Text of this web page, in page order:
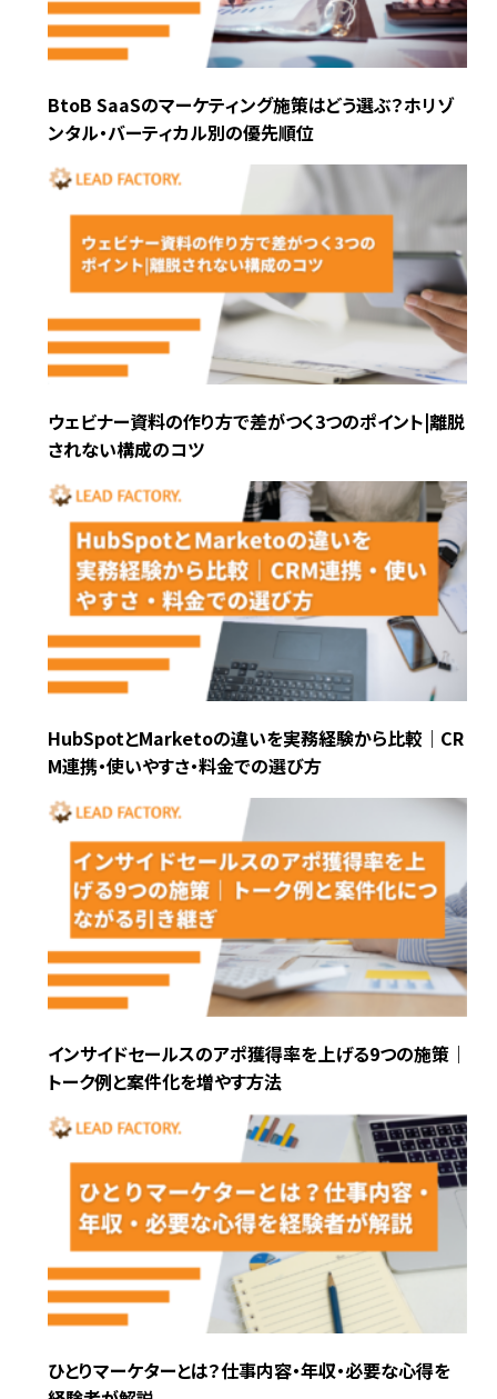
BtoB SaaSのマーケティング施策はどう選ぶ？ホリゾ
ンタル・バーティカル別の優先順位
ウェビナー資料の作り方で差がつく3つのポイント|離脱
されない構成のコツ
HubSpotとMarketoの違いを実務経験から比較｜CR
M連携・使いやすさ・料金での選び方
インサイドセールスのアポ獲得率を上げる9つの施策｜
トーク例と案件化を増やす方法
ひとりマーケターとは？仕事内容・年収・必要な心得を